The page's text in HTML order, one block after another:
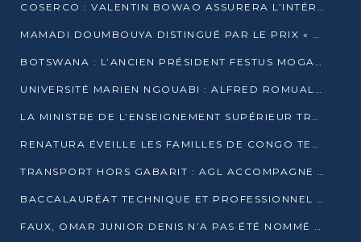
COSERCO : VALENTIN BOWAO ASSURERA L’INTÉRIM À LA TÊTE DU BUREAU EXÉCUTIF NATIONAL
MAMADI DOUMBOUYA DISTINGUÉ PAR LE PRIX « SUPER GRAND BÂTISSEUR BABACAR N’DIAYE »
BOTSWANA : L’ANCIEN PRÉSIDENT FESTUS MOGAE EST MORT À 86 ANS
UNIVERSITÉ MARIEN NGOUABI : ALFRED ROMUALD NGUYA POATY SOUTIENT UNE THÈSE SUR LE PARADOXE DE LA CROISSANCE EN ZONE CEMAC
LA MINISTRE DE L’ENSEIGNEMENT SUPÉRIEUR TRACE SA FEUILLE DE ROUTE
RENATURA ÉVEILLE LES FAMILLES DE CONGO TERMINAL À LA PROTECTION DE L’ENVIRONNEMENT
TRANSPORT HORS GABARIT : AGL ACCOMPAGNE LE DÉVELOPPEMENT DU SECTEUR BRASSICOLE AU CONGO
BACCALAURÉAT TECHNIQUE ET PROFESSIONNEL : 16 352 CANDIDATS LANCÉS DANS LES ÉPREUVES D’EPS
FAUX, OMAR JUNIOR DENIS N’A PAS ÉTÉ NOMMÉ AIDE DE CAMP ADJOINT DE DENIS SASSOU NGUESSO